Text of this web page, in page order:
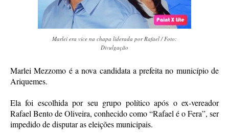
Marlei era vice na chapa liderada por Rafael / Foto:
Divulgação
Marlei Mezzomo é a nova candidata a prefeita no município de
Ariquemes.
Ela foi escolhida por seu grupo político após o ex-vereador
Rafael Bento de Oliveira, conhecido como “Rafael é o Fera”, ser
impedido de disputar as eleições municipais.